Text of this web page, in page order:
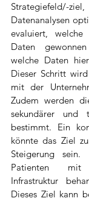
Strategiefeld/-
Datenanalysen
evaluiert, welche
Daten
welche Daten
Dieser Schritt
mit der
Zudem werden
sekundärer und
bestimmt. Ein
könnte das Ziel
Steigerung
Patienten mit
Infrastruktur
Dieses Ziel kann